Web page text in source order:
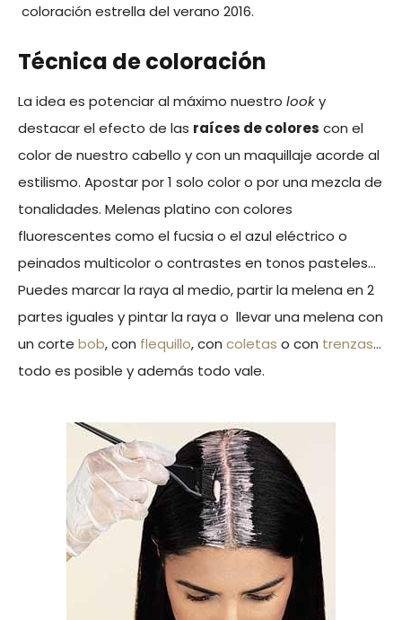
coloración estrella del verano 2016.
Técnica de coloración
La idea es potenciar al máximo nuestro looky
destacar el efecto de las raíces de colores con el
color de nuestro cabello y con un maquillaje acorde al
estilismo. Apostar por 1 solo color o por una mezcla de
tonalidades. Melenas platino con colores
fluorescentes como el fucsia o el azul eléctrico o
peinados multicolor o contrastes en tonos pasteles…
Puedes marcar la raya al medio, partir la melena en 2
partes iguales y pintar la raya o llevar una melena con
un corte bob, con flequillo, con coletas o con trenzas…
todo es posible y además todo vale.